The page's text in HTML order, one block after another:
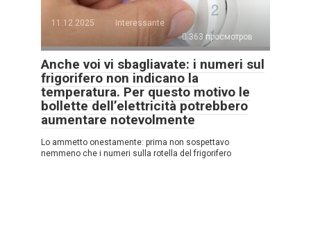
11.12.2025
Interessante
363 просмотров
Anche voi vi sbagliavate: i numeri sul
frigorifero non indicano la
temperatura. Per questo motivo le
bollette dell’elettricità potrebbero
aumentare notevolmente
Lo ammetto onestamente: prima non sospettavo
nemmeno che i numeri sulla rotella del frigorifero